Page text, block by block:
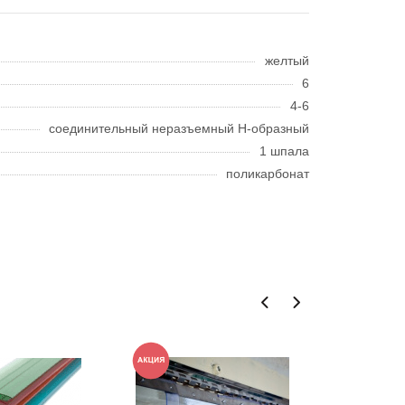
желтый
6
4-6
соединительный неразъемный H-образный
1 шпала
поликарбонат